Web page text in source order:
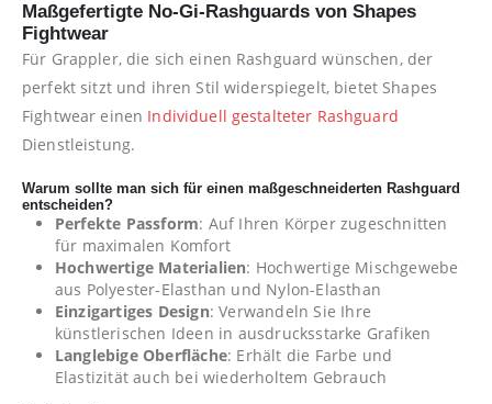
Maßgefertigte No-Gi-Rashguards von Shapes
Fightwear
Für Grappler, die sich einen Rashguard wünschen, der
perfekt sitzt und ihren Stil widerspiegelt, bietet Shapes
Fightwear einen Individuell gestalteter Rashguard
Dienstleistung.
Warum sollte man sich für einen maßgeschneiderten Rashguard
entscheiden?
Perfekte Passform: Auf Ihren Körper zugeschnitten
für maximalen Komfort
Hochwertige Materialien: Hochwertige Mischgewebe
aus Polyester-Elasthan und Nylon-Elasthan
Einzigartiges Design: Verwandeln Sie Ihre
künstlerischen Ideen in ausdrucksstarke Grafiken
Langlebige Oberfläche: Erhält die Farbe und
Elastizität auch bei wiederholtem Gebrauch